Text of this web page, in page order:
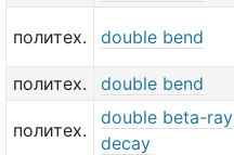
политех. double bend
политех.
double bend
политех.
double beta-ray
decay